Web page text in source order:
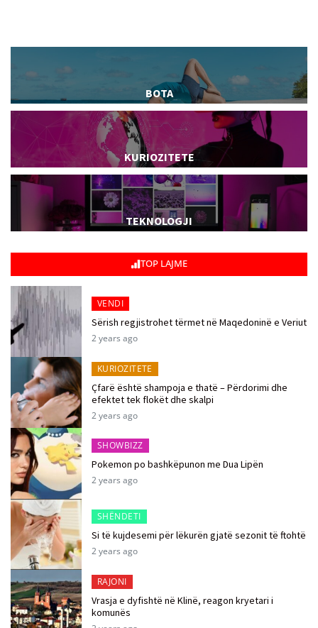
BOTA
KURIOZITETE
TEKNOLOGJI
TOP LAJME
VENDI
Sërish regjistrohet tërmet në Maqedoninë e Veriut
2 years ago
KURIOZITETE
Çfarë është shampoja e thatë – Përdorimi dhe
efektet tek flokët dhe skalpi
2 years ago
SHOWBIZZ
Pokemon po bashkëpunon me Dua Lipën
2 years ago
SHËNDETI
Si të kujdesemi për lëkurën gjatë sezonit të ftohtë
2 years ago
RAJONI
Vrasja e dyfishtë në Klinë, reagon kryetari i
komunës